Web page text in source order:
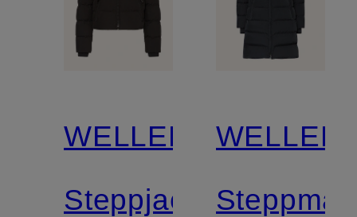
WELLENSTEYN
Steppjacke